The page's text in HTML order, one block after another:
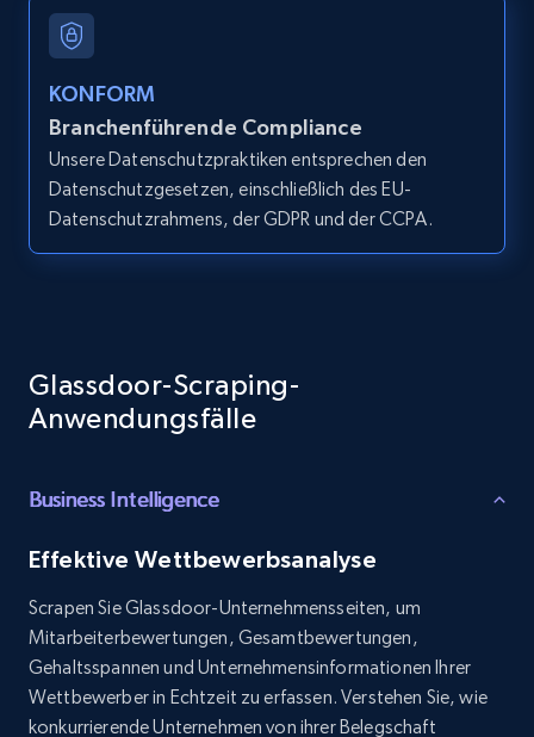
Youtube - Videos posts - Discover videos by
channel URL
URL, Title, Youtuber, Youtuber md5, Video url,
Video length, Likes, Views, and more.
8.1K+ 714+ Gratis testen
filters
URL, Title, Youtuber, Youtuber md5, Video url,
Video length, Likes, Views, and more.
8.1K+ 714+
Youtube - Videos posts - Collect YouTube
posts by hashtags
URL, Title, Youtuber, Youtuber md5, Video url,
Video length, Likes, Views, and more.
KONFORM
Branchenführende Compliance
Unsere Datenschutzpraktiken entsprechen den
Datenschutzgesetzen, einschließlich des EU-
Datenschutzrahmens, der GDPR und der CCPA.
Glassdoor-Scraping-
Anwendungsfälle
Business Intelligence
Effektive Wettbewerbsanalyse
Scrapen Sie Glassdoor-Unternehmensseiten, um
Mitarbeiterbewertungen, Gesamtbewertungen,
Gehaltsspannen und Unternehmensinformationen Ihrer
Wettbewerber in Echtzeit zu erfassen. Verstehen Sie, wie
konkurrierende Unternehmen von ihrer Belegschaft